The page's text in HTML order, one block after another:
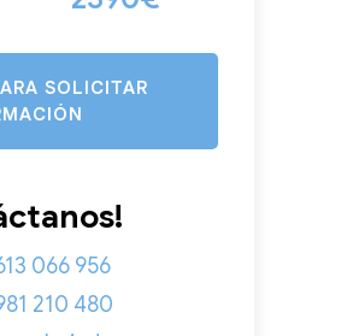
SOLICITAR
066 956
210 480